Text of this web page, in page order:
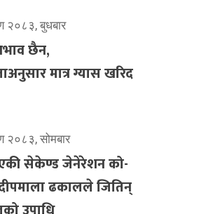
२०८३, बुधबार
छैन,
मात्र ग्यास खरिद
२०८३, सोमबार
सेकेण्ड जेनेरेशन को-
ढकालले जितिन्